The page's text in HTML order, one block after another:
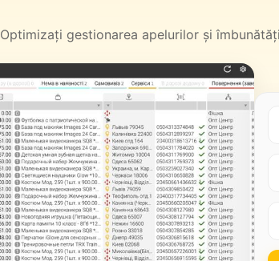
Optimizați gestionarea apelurilor și